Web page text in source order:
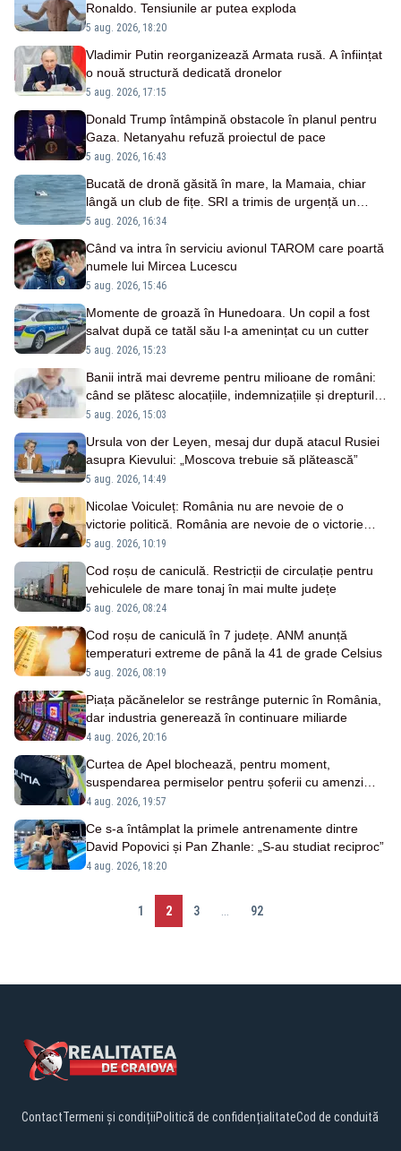
Ronaldo. Tensiunile ar putea exploda
5 aug. 2026, 18:20
Vladimir Putin reorganizează Armata rusă. A înființat
o nouă structură dedicată dronelor
5 aug. 2026, 17:15
Donald Trump întâmpină obstacole în planul pentru
Gaza. Netanyahu refuză proiectul de pace
5 aug. 2026, 16:43
Bucată de dronă găsită în mare, la Mamaia, chiar
lângă un club de fițe. SRI a trimis de urgență un
echipaj
5 aug. 2026, 16:34
Când va intra în serviciu avionul TAROM care poartă
numele lui Mircea Lucescu
5 aug. 2026, 15:46
Momente de groază în Hunedoara. Un copil a fost
salvat după ce tatăl său l-a amenințat cu un cutter
5 aug. 2026, 15:23
Banii intră mai devreme pentru milioane de români:
când se plătesc alocațiile, indemnizațiile și drepturile
persoanelor cu dizabilități
5 aug. 2026, 15:03
Ursula von der Leyen, mesaj dur după atacul Rusiei
asupra Kievului: „Moscova trebuie să plătească”
5 aug. 2026, 14:49
Nicolae Voiculeț: România nu are nevoie de o
victorie politică. România are nevoie de o victorie
națională
5 aug. 2026, 10:19
Cod roșu de caniculă. Restricții de circulație pentru
vehiculele de mare tonaj în mai multe județe
5 aug. 2026, 08:24
Cod roșu de caniculă în 7 județe. ANM anunță
temperaturi extreme de până la 41 de grade Celsius
5 aug. 2026, 08:19
Piața păcănelelor se restrânge puternic în România,
dar industria generează în continuare miliarde
4 aug. 2026, 20:16
Curtea de Apel blochează, pentru moment,
suspendarea permiselor pentru șoferii cu amenzi
neplătite
4 aug. 2026, 19:57
Ce s-a întâmplat la primele antrenamente dintre
David Popovici și Pan Zhanle: „S-au studiat reciproc”
4 aug. 2026, 18:20
1 2 3 92
ContactTermeni și condițiiPolitică de confidențialitateCod de conduită